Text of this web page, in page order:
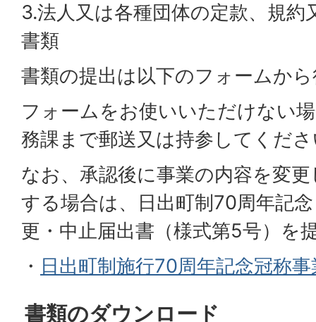
3.法人又は各種団体の定款、規
書類
書類の提出は以下のフォームか
フォームをお使いいただけない
務課まで郵送又は持参してくだ
なお、承認後に事業の内容を変
する場合は、日出町制70周年記
更・中止届出書（様式第5号）を
・ 日出町制施行70周年記念冠称
書類のダウンロード